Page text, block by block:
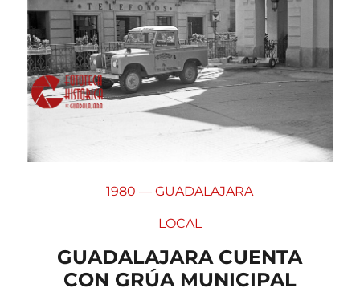
1980 — GUADALAJARA
LOCAL
GUADALAJARA CUENTA
CON GRÚA MUNICIPAL